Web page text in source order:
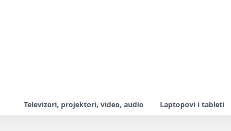
Televizori, projektori, video, audio Laptopovi i tableti